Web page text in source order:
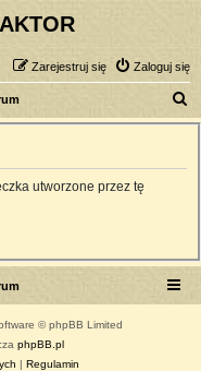
Zaloguj się
Zarejestruj się
z
utworzone przez tę
© phpBB Limited
phpBB.pl
| Regulamin